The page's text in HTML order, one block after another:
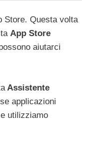
Store. Questa volta
App Store
aiutarci
Assistente
applicazioni
utilizziamo